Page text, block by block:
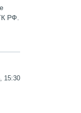
РФ.
15:30